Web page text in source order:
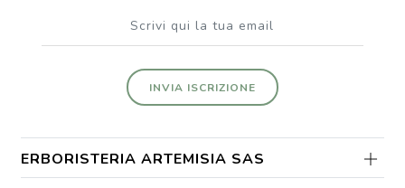
INVIA ISCRIZIONE
ERBORISTERIA ARTEMISIA SAS